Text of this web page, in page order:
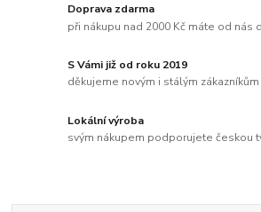
Doprava zdarma
při nákupu nad 2000 Kč máte od nás
S Vámi již od roku 2019
děkujeme novým i stálým
Lokální výroba
svým nákupem podporujete českou